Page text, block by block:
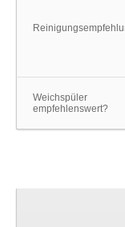
Weichspüler
empfehlenswert?